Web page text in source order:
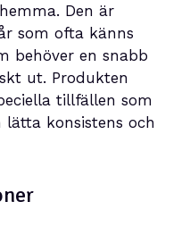
Den är
som ofta känns
behöver en snabb
ut. Produkten
tillfällen som
konsistens och